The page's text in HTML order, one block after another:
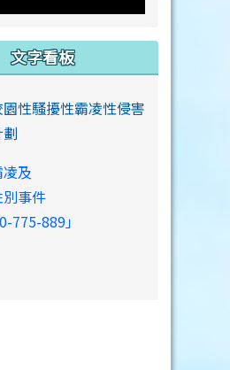
文字看板
性騷擾性霸凌性侵害
及
事件
775-889」